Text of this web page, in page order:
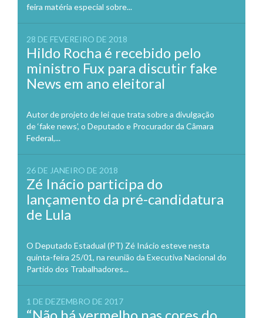
feira matéria especial sobre...
28 DE FEVEREIRO DE 2018
Hildo Rocha é recebido pelo
ministro Fux para discutir fake
News em ano eleitoral
Autor de projeto de lei que trata sobre a divulgação
de ‘fake news’, o Deputado e Procurador da Câmara
Federal,...
26 DE JANEIRO DE 2018
Zé Inácio participa do
lançamento da pré-candidatura
de Lula
O Deputado Estadual (PT) Zé Inácio esteve nesta
quinta-feira 25/01, na reunião da Executiva Nacional do
Partido dos Trabalhadores...
1 DE DEZEMBRO DE 2017